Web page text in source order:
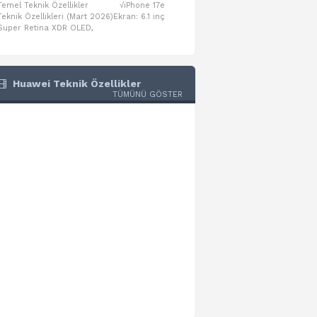
Teknik Özellikler √iPhone 17e
Özellikleri (Mart 2026)Ekran: 6.1 inç
Retina XDR OLED,
Huawei Teknik Özellikler
TÜMÜNÜ GÖSTER